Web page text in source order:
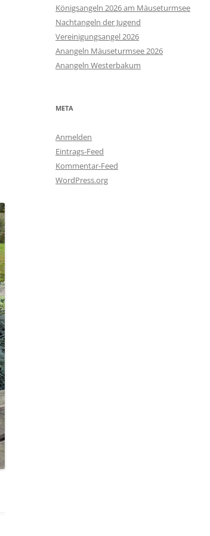
Königsangeln 2026 am Mäuseturmsee
Nachtangeln der Jugend
Vereinigungsangel 2026
Anangeln Mäuseturmsee 2026
Anangeln Westerbakum
META
Anmelden
Eintrags-Feed
Kommentar-Feed
WordPress.org